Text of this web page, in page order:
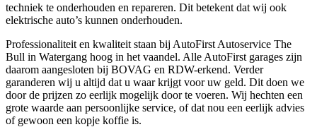
techniek te onderhouden en repareren. Dit betekent dat wij ook
elektrische auto’s kunnen onderhouden.
Professionaliteit en kwaliteit staan bij AutoFirst Autoservice The
Bull in Watergang hoog in het vaandel. Alle AutoFirst garages zijn
daarom aangesloten bij BOVAG en RDW-erkend. Verder
garanderen wij u altijd dat u waar krijgt voor uw geld. Dit doen we
door de prijzen zo eerlijk mogelijk door te voeren. Wij hechten een
grote waarde aan persoonlijke service, of dat nou een eerlijk advies
of gewoon een kopje koffie is.